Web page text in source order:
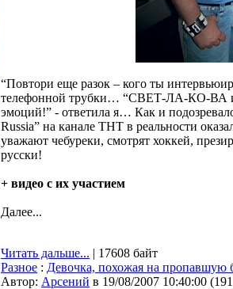
“Повтори еще разок – кого ты
телефонной трубки… “СВЕТ-ЛА-КО-ВА
эмоций!” - ответила я… Как и
Russia” на канале ТНТ в реальности
уважают чебуреки, смотрят хоккей,
русски!
+ видео с их участием
Далее...
Читать дальше... | 17608 байт
Разное : Девочка, похожая на пропавшую
Автор: Арсений в 19/08/2007 10:40:00 (